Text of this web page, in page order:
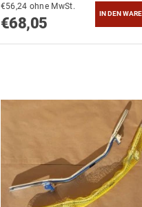
€56,24 ohne MwSt.
€68,05